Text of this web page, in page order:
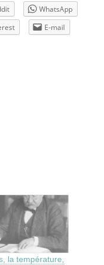
WhatsApp
E-mail
la température,